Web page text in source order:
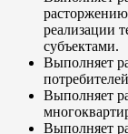
расторжению
реализации
субъектами.
Выполняет
Выполняет
Выполняет